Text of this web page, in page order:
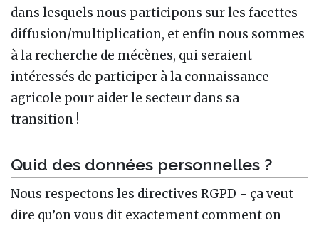
dans lesquels nous participons sur les facettes
diffusion/multiplication, et enfin nous sommes
à la recherche de mécènes, qui seraient
intéressés de participer à la connaissance
agricole pour aider le secteur dans sa
transition !
Quid des données personnelles ?
Nous respectons les directives RGPD - ça veut
dire qu’on vous dit exactement comment on